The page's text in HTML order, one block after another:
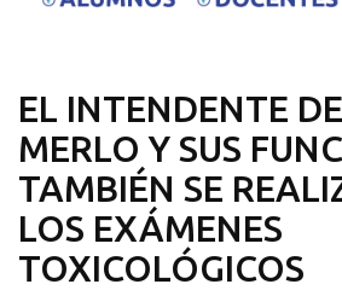
EL INTENDENTE
MERLO Y SUS
TAMBIÉN SE
LOS EXÁMENES
TOXICOLÓGICOS